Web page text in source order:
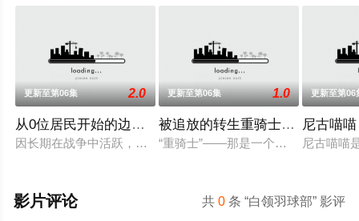
更新至第06集 2.0
从0位居民开始的边境领主大人
因长期在战争中活跃，而被称为〝救国英雄〞的男人——迪亚
更新至第06集 1.0
被追放的转生重骑士用游戏知识
“重骑士”——那是一个以防御为主，
更新至第06
尼古喵喵
尼古喵喵
共0 条 “白领羽球部” 影评
影片评论